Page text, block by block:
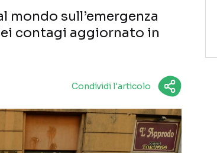
mondo sull’emergenza
contagi aggiornato in
Condividi l'articolo